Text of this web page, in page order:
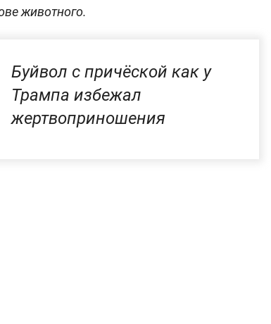
животного.
Буйвол с причёской как у
Трампа избежал
жертвоприношения